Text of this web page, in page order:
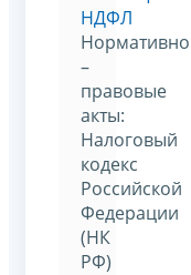
НДФЛ
Нормативно
–
правовые
акты:
Налоговый
кодекс
Российской
Федерации
(НК
РФ)